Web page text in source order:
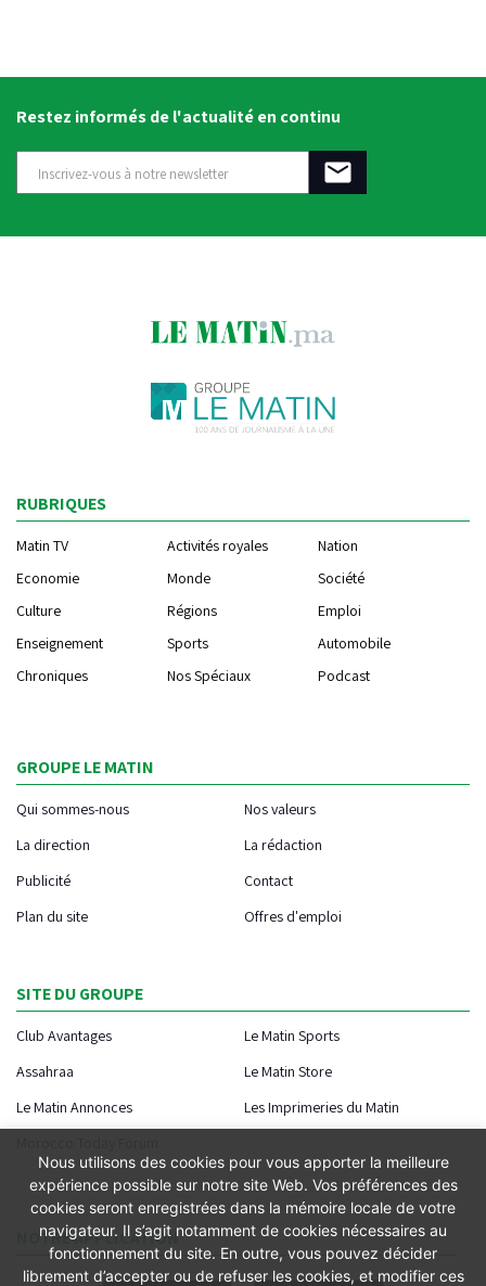
Restez informés de l'actualité en continu
RUBRIQUES
Matin TV Activités royales
Nation
Economie
Monde
Société
Culture
Régions
Emploi
Enseignement
Sports
Automobile
Chroniques
Nos Spéciaux Podcast
GROUPE LE MATIN
Qui sommes-nous
Nos valeurs
La direction
La rédaction
Publicité
Contact
Plan du site
Offres d'emploi
SITE DU GROUPE
Club Avantages
Le Matin Sports
Assahraa
Le Matin Store
Le Matin Annonces
Les Imprimeries du Matin
NOTRE APPLICATION
Nous utilisons des cookies pour vous apporter la meilleure
expérience possible sur notre site Web. Vos préférences des
cookies seront enregistrées dans la mémoire locale de votre
navigateur. Il s’agit notamment de cookies nécessaires au
fonctionnement du site. En outre, vous pouvez décider
librement d’accepter ou de refuser les cookies, et modifier ces